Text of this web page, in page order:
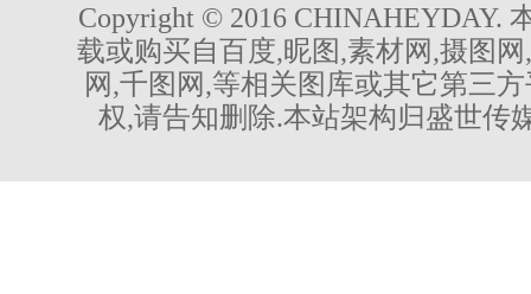
Copyright © 2016 CHINAHEYDAY.
载或购买自百度,昵图,素材网,摄图
网,千图网,等相关图库或其它第三
权,请告知删除.本站架构归盛世传